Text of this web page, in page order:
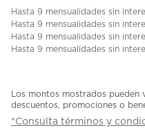
Hasta 9 mensualidades sin
Hasta 9 mensualidades sin
Hasta 9 mensualidades sin
Hasta 9 mensualidades sin
Los montos mostrados
descuentos, promociones o
*Consulta términos y